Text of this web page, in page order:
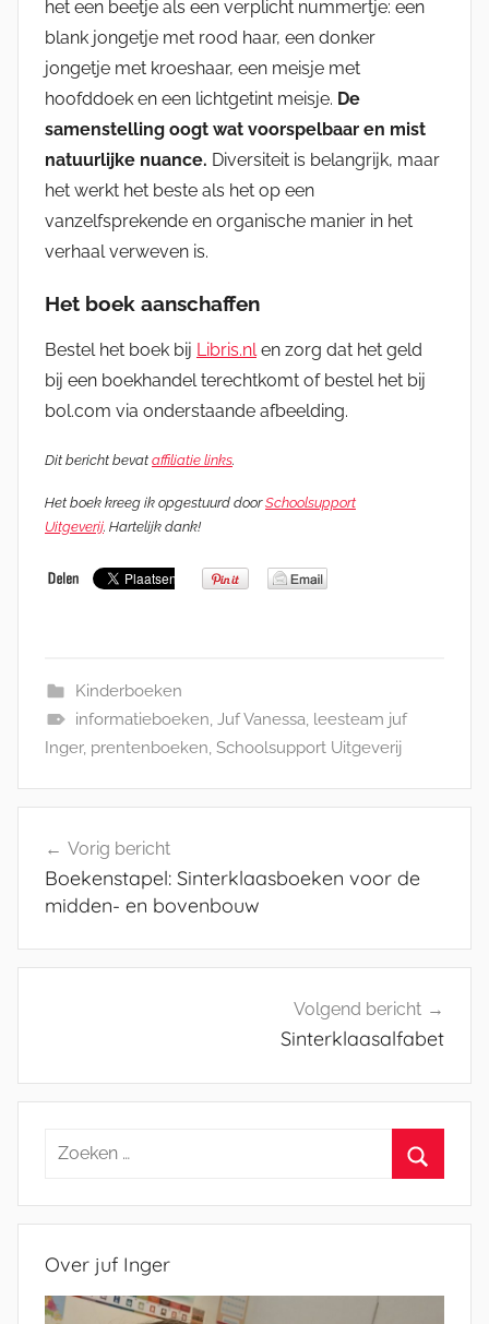
het een beetje als een verplicht nummertje: een
blank jongetje met rood haar, een donker
jongetje met kroeshaar, een meisje met
hoofddoek en een lichtgetint meisje. De
samenstelling oogt wat voorspelbaar en mist
natuurlijke nuance. Diversiteit is belangrijk, maar
het werkt het beste als het op een
vanzelfsprekende en organische manier in het
verhaal verweven is.
Het boek aanschaffen
Bestel het boek bij Libris.nlen zorg dat het geld
bij een boekhandel terechtkomt of bestel het bij
bol.com via onderstaande afbeelding.
Dit bericht bevat affiliatie links.
Het boek kreeg ik opgestuurd doorSchoolsupport
Uitgeverij. Hartelijk dank!
Kinderboeken
informatieboeken, Juf Vanessa, leesteam juf
Inger, prentenboeken, Schoolsupport Uitgeverij
navigatie
Vorig bericht
Boekenstapel: Sinterklaasboeken voor de
midden- en bovenbouw
Volgend bericht
Sinterklaasalfabet
Zoeken
Over juf Inger